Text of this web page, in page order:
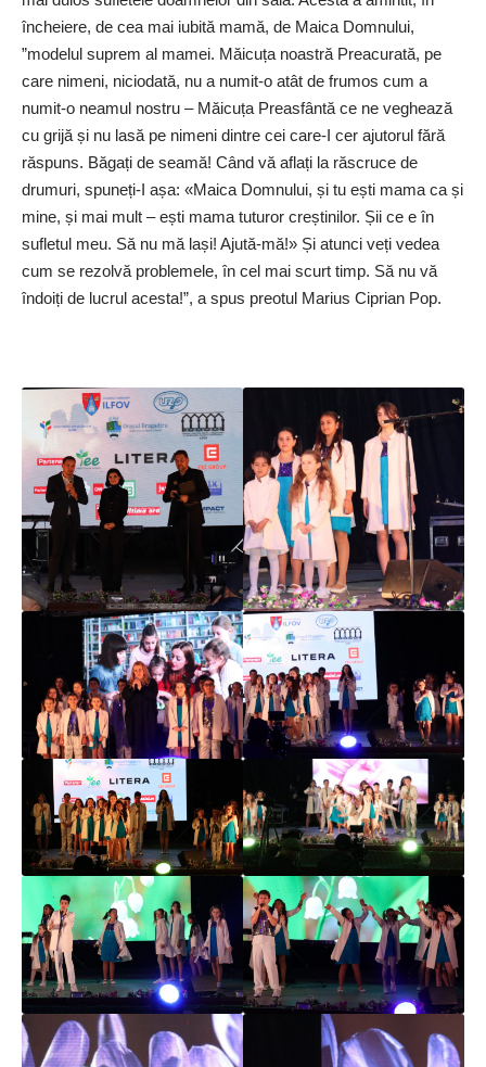
încheiere, de cea mai iubită mamă, de Maica Domnului,
”modelul suprem al mamei. Măicuța noastră Preacurată, pe
care nimeni, niciodată, nu a numit-o atât de frumos cum a
numit-o neamul nostru – Măicuța Preasfântă ce ne veghează
cu grijă și nu lasă pe nimeni dintre cei care-I cer ajutorul fără
răspuns. Băgați de seamă! Când vă aflați la răscruce de
drumuri, spuneți-I așa: «Maica Domnului, și tu ești mama ca și
mine, și mai mult – ești mama tuturor creștinilor. Șii ce e în
sufletul meu. Să nu mă lași! Ajută-mă!» Și atunci veți vedea
cum se rezolvă problemele, în cel mai scurt timp. Să nu vă
îndoiți de lucrul acesta!”, a spus preotul Marius Ciprian Pop.